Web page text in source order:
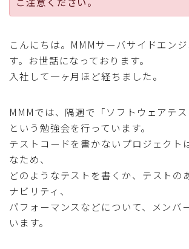
こんにちは。MMMサーバサイドエン
す。お世話になっております。
入社して一ヶ月ほど経ちました。
MMMでは、隔週で「ソフトウェアテス
という勉強会を行っています。
テストコードを書かないプロジェクト
なため、
どのようなテストを書くか、テストの
ナビリティ、
パフォーマンスなどについて、メンバ
います。